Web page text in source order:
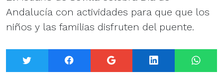
Andalucía con actividades para que que los
niños y las familias disfruten del puente.
Twitter Facebook Google+ LinkedIn